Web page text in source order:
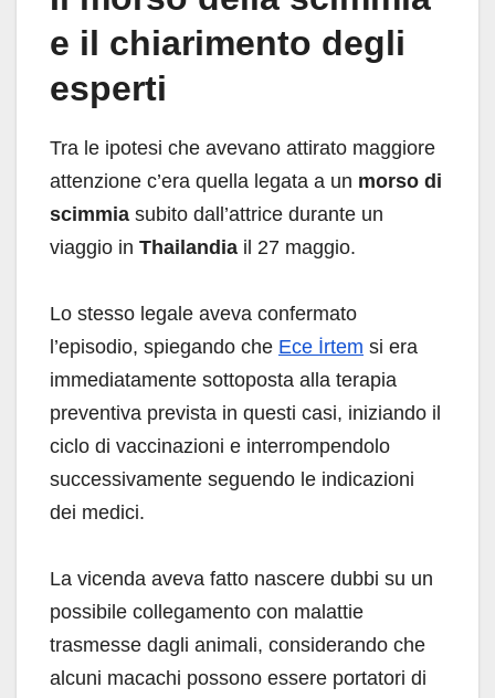
e il chiarimento degli
esperti
Tra le ipotesi che avevano attirato maggiore
attenzione c’era quella legata a un morso di
scimmia subito dall’attrice durante un
viaggio in Thailandia il 27 maggio.
Lo stesso legale aveva confermato
l’episodio, spiegando che Ece İrtem si era
immediatamente sottoposta alla terapia
preventiva prevista in questi casi, iniziando il
ciclo di vaccinazioni e interrompendolo
successivamente seguendo le indicazioni
dei medici.
La vicenda aveva fatto nascere dubbi su un
possibile collegamento con malattie
trasmesse dagli animali, considerando che
alcuni macachi possono essere portatori di